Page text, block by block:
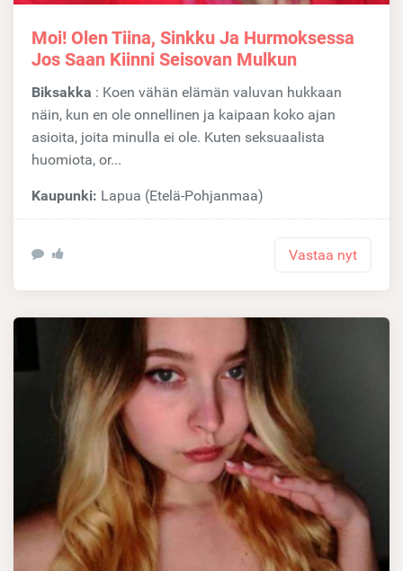
Moi! Olen Tiina, Sinkku Ja Hurmoksessa
Jos Saan Kiinni Seisovan Mulkun
Biksakka : Koen vähän elämän valuvan hukkaan
näin, kun en ole onnellinen ja kaipaan koko ajan
asioita, joita minulla ei ole. Kuten seksuaalista
huomiota, or...
Kaupunki: Lapua (Etelä-Pohjanmaa)
Vastaa nyt